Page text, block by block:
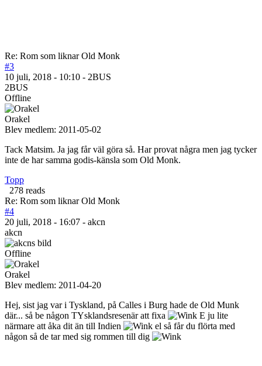
Re: Rom som liknar Old Monk
#3
10 juli, 2018 - 10:10 - 2BUS
2BUS
Offline
Orakel
Blev medlem: 2011-05-02
Tack Matsim. Ja jag får väl göra så. Har provat några men jag tycker
inte de har samma godis-känsla som Old Monk.
Topp
278 reads
Re: Rom som liknar Old Monk
#4
20 juli, 2018 - 16:07 - akcn
akcn
Offline
Orakel
Blev medlem: 2011-04-20
Hej, sist jag var i Tyskland, på Calles i Burg hade de Old Munk
där... så be någon TYsklandsresenär att fixa
E ju lite
närmare att åka dit än till Indien
el så får du flörta med
någon så de tar med sig rommen till dig